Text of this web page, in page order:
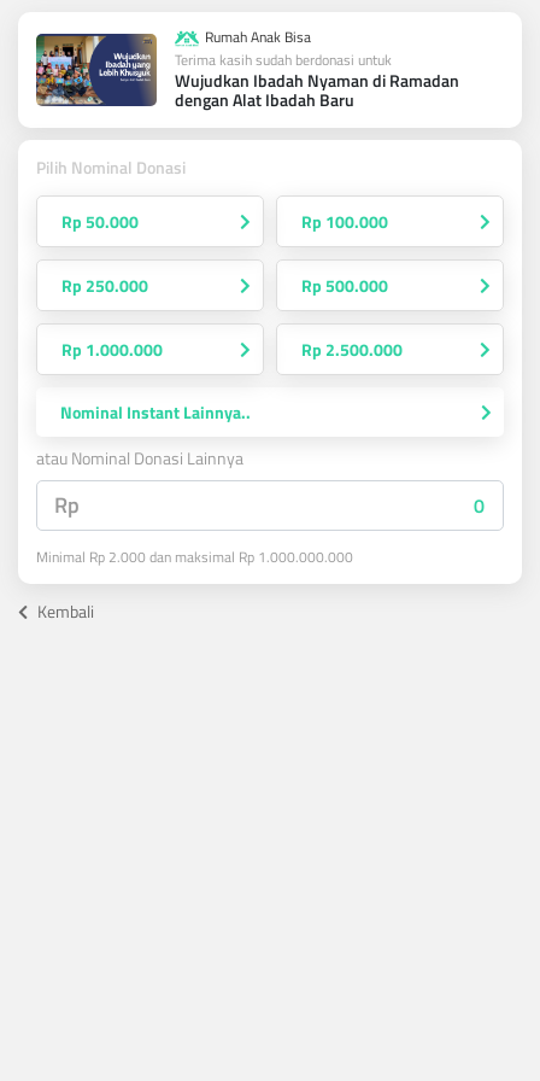
Rumah Anak Bisa
Terima kasih sudah berdonasi untuk
Wujudkan Ibadah Nyaman di Ramadan
dengan Alat Ibadah Baru
Pilih Nominal Donasi
Rp 50.000 Rp 100.000
Rp 250.000 Rp 500.000
Rp 1.000.000 Rp 2.500.000
Nominal Instant Lainnya..
atau Nominal Donasi Lainnya
Rp
Minimal Rp 2.000 dan maksimal Rp 1.000.000.000
Kembali